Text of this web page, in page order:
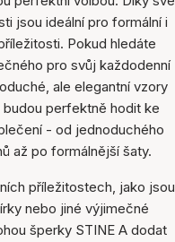
jsou ideální pro formální i
Pokud hledáte
pro svůj každodenní
ale elegantní vzory
budou perfektně hodit ke
- od jednoduchého
až po formálnější šaty.
příležitostech, jako jsou
nebo jiné výjimečné
šperky STINE A dodat